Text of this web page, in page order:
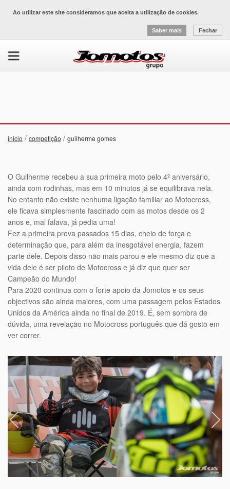
Ao utilizar este site consideramos que aceita a utilização de cookies.
Saber mais Fechar
inicio / competição / guilherme gomes
O Guilherme recebeu a sua primeira moto pelo 4º aniversário,
ainda com rodinhas, mas em 10 minutos já se equilibrava nela.
No entanto não existe nenhuma ligação familiar ao Motocross,
ele ficava simplesmente fascinado com as motos desde os 2
anos e, mal falava, já pedia uma!
Fez a primeira prova passados 15 dias, cheio de força e
determinação que, para além da inesgotável energia, fazem
parte dele. Depois disso não mais parou e ele mesmo diz que a
vida dele é ser piloto de Motocross e já diz que quer ser
Campeão do Mundo!
Para 2020 continua com o forte apoio da Jomotos e os seus
objectivos são ainda maiores, com uma passagem pelos Estados
Unidos da América ainda no final de 2019. É, sem sombra de
dúvida, uma revelação no Motocross português que dá gosto em
ver correr.